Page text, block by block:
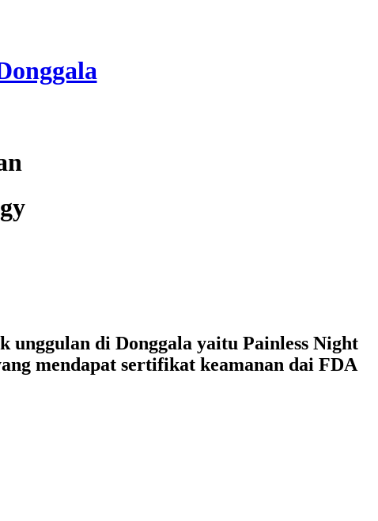
unggulan di Donggala yaitu Painless Night
mendapat sertifikat keamanan dai FDA